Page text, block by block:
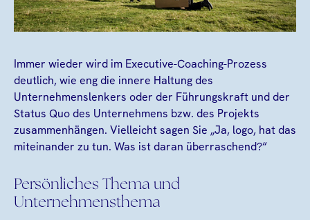
Immer wieder wird im Executive-Coaching-Prozess
deutlich, wie eng die innere Haltung des
Unternehmenslenkers oder der Führungskraft und der
Status Quo des Unternehmens bzw. des Projekts
zusammenhängen. Vielleicht sagen Sie „Ja, logo, hat das
miteinander zu tun. Was ist daran überraschend?“
Persönliches Thema und
Unternehmensthema